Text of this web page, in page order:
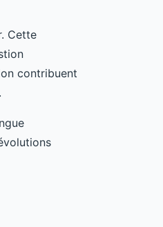
Cette
contribuent